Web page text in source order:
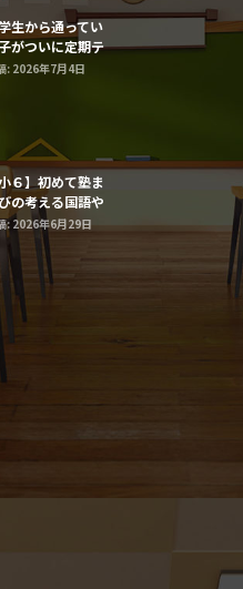
生から通ってい
がついに定期テ
で最高得点だ
: 2026年7月4日
小６】初めて塾ま
の考える国語や
び算数に触れる
ち
: 2026年6月29日